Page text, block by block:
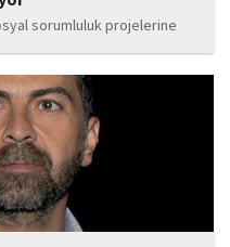
sorumluluk projelerine
bir lise ile iki okulun
çeşitli noktalarında